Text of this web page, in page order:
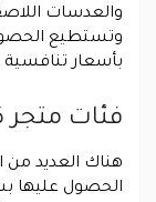
والعدسات
وتستطيع
بأسعار تنافسية
فئات متجر
هناك العديد من
الحصول